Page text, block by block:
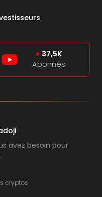
+ 37,5K
Abonnés
avez besoin pour
cryptos